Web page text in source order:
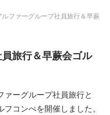
ルファーグループ社員旅行＆早蕨
旅行＆早蕨会ゴル
ーグループ社員旅行と
コンぺを開催しました。